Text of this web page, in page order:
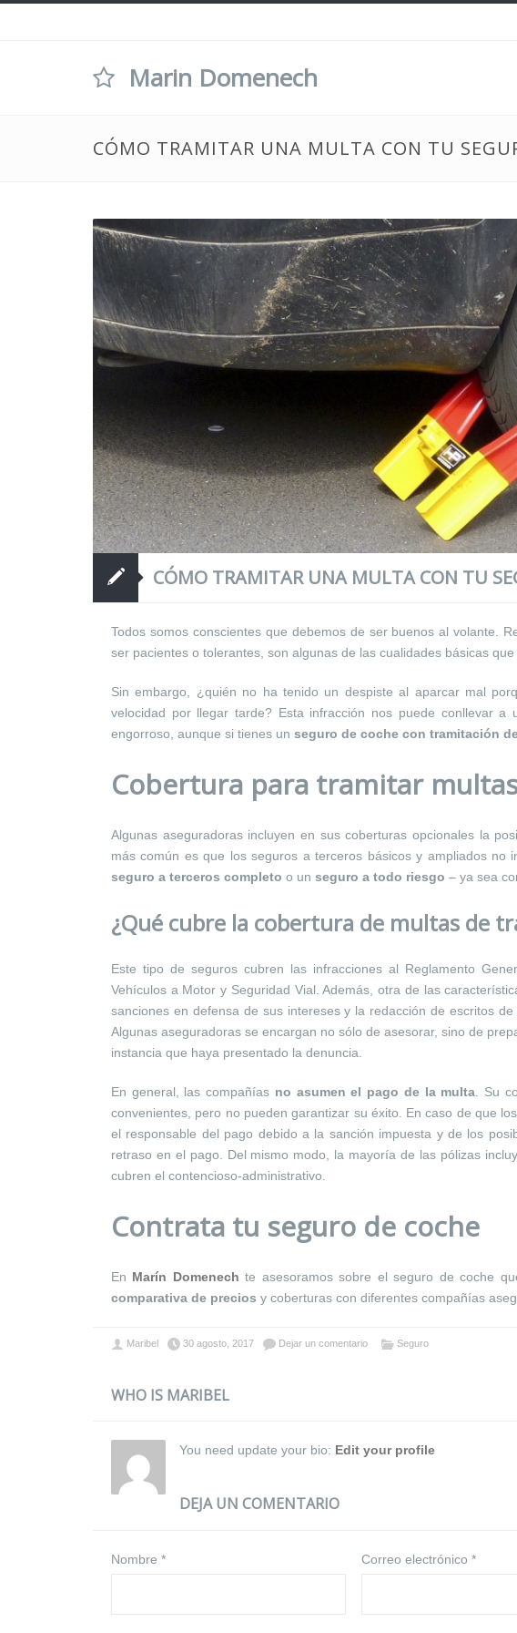
Marin Domenech
CÓMO TRAMITAR UNA MULTA CON TU
CÓMO TRAMITAR UNA MULTA CON TU
Todos somos conscientes que debemos de ser buenos al volante.
ser pacientes o tolerantes, son algunas de las cualidades básicas
Sin embargo, ¿quién no ha tenido un despiste al aparcar mal
velocidad por llegar tarde? Esta infracción nos puede conllevar a
engorroso, aunque si tienes un seguro de coche con tramitación
Cobertura para tramitar
Algunas aseguradoras incluyen en sus coberturas opcionales la
más común es que los seguros a terceros básicos y ampliados
seguro a terceros completo o un seguro a todo riesgo – ya sea
¿Qué cubre la cobertura de multas de
Este tipo de seguros cubren las infracciones al Reglamento
Vehículos a Motor y Seguridad Vial. Además, otra de las
sanciones en defensa de sus intereses y la redacción de escritos
Algunas aseguradoras se encargan no sólo de asesorar, sino de
instancia que haya presentado la denuncia.
En general, las compañías no asumen el pago de la multa. Su
convenientes, pero no pueden garantizar su éxito. En caso de que
el responsable del pago debido a la sanción impuesta y de los
retraso en el pago. Del mismo modo, la mayoría de las pólizas
cubren el contencioso-administrativo.
Contrata tu seguro de coche
En Marín Domenech te asesoramos sobre el seguro de coche
comparativa de precios y coberturas con diferentes compañías
Maribel 30 agosto, 2017 Dejar un comentario Seguro
WHO IS MARIBEL
You need update your bio: Edit your profile
DEJA UN COMENTARIO
Nombre * Correo electrónico *